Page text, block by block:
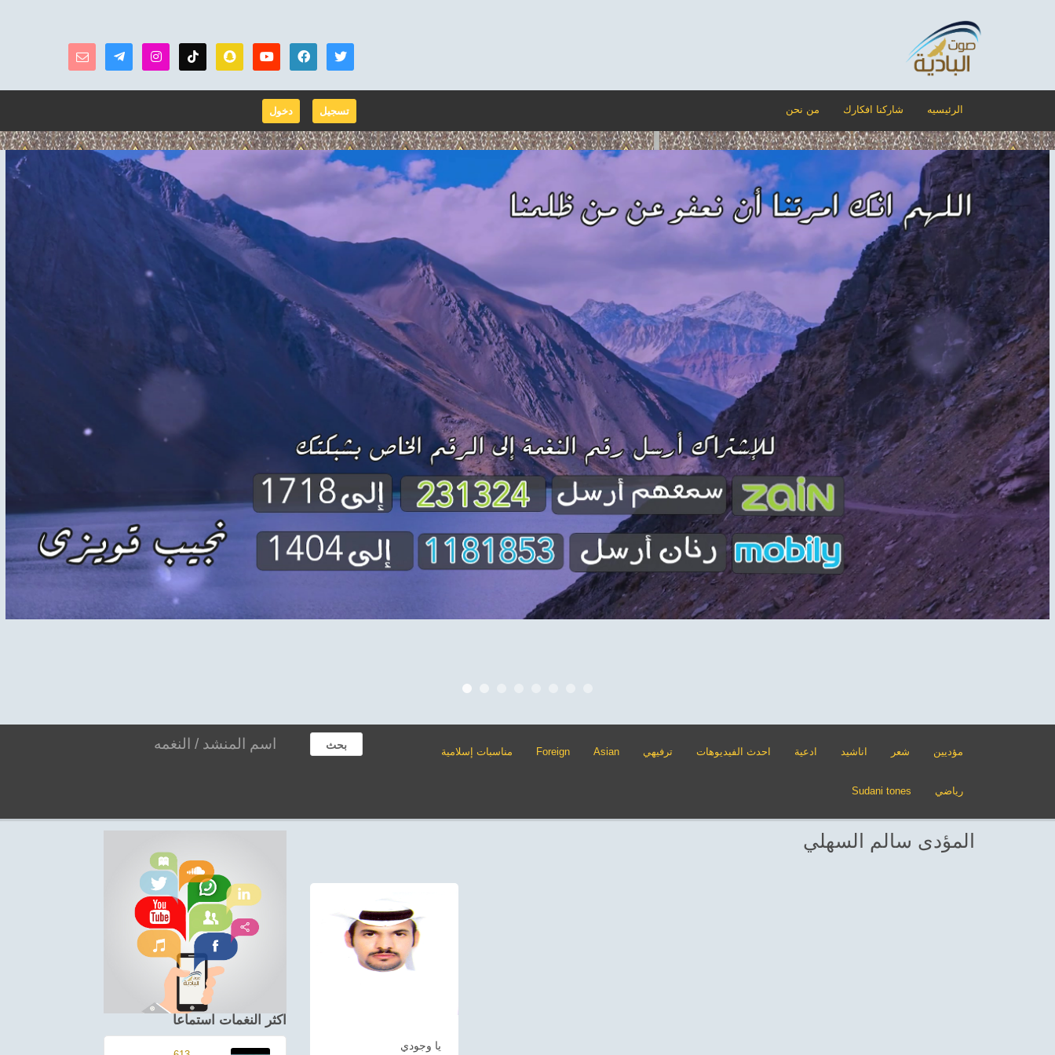
دخول تسجيل من نحن شاركنا افكارك الرئيسيه
بحث
مؤديين شعر اناشيد ادعية احدث الفيديوهات ترفيهي Asian
Foreign مناسبات إسلامية
رياضي Sudani tones
اكثر النغمات استماعا
المؤدى سالم السهلي
يا وجودي